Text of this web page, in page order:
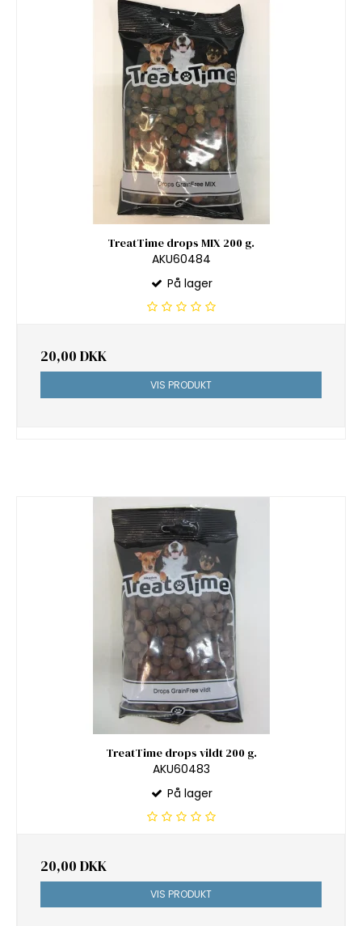
TreatTime drops MIX 200 g.
AKU60484
På lager
20,00 DKK
VIS PRODUKT
TreatTime drops vildt 200 g.
AKU60483
På lager
20,00 DKK
VIS PRODUKT